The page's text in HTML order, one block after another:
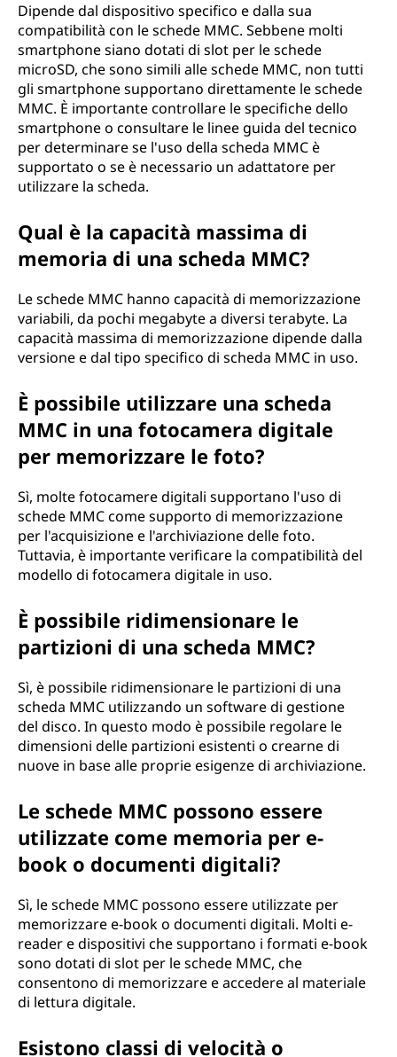
Dipende dal dispositivo specifico e dalla sua
compatibilità con le schede MMC. Sebbene molti
smartphone siano dotati di slot per le schede
microSD, che sono simili alle schede MMC, non tutti
gli smartphone supportano direttamente le schede
MMC. È importante controllare le specifiche dello
smartphone o consultare le linee guida del tecnico
per determinare se l'uso della scheda MMC è
supportato o se è necessario un adattatore per
utilizzare la scheda.
Qual è la capacità massima di
memoria di una scheda MMC?
Le schede MMC hanno capacità di memorizzazione
variabili, da pochi megabyte a diversi terabyte. La
capacità massima di memorizzazione dipende dalla
versione e dal tipo specifico di scheda MMC in uso.
È possibile utilizzare una scheda
MMC in una fotocamera digitale
per memorizzare le foto?
Sì, molte fotocamere digitali supportano l'uso di
schede MMC come supporto di memorizzazione
per l'acquisizione e l'archiviazione delle foto.
Tuttavia, è importante verificare la compatibilità del
modello di fotocamera digitale in uso.
È possibile ridimensionare le
partizioni di una scheda MMC?
Sì, è possibile ridimensionare le partizioni di una
scheda MMC utilizzando un software di gestione
del disco. In questo modo è possibile regolare le
dimensioni delle partizioni esistenti o crearne di
nuove in base alle proprie esigenze di archiviazione.
Le schede MMC possono essere
utilizzate come memoria per e-
book o documenti digitali?
Sì, le schede MMC possono essere utilizzate per
memorizzare e-book o documenti digitali. Molti e-
reader e dispositivi che supportano i formati e-book
sono dotati di slot per le schede MMC, che
consentono di memorizzare e accedere al materiale
di lettura digitale.
Esistono classi di velocità o